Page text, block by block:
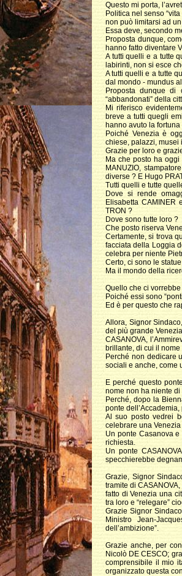
Questo mi porta,
Politica nel senso
non può limitarsi ad
Essa deve, secondo
Proposta dunque,
hanno fatto diventare
A tutti quelli e a tutte
labirinti, non si esce
A tutti quelli e a tutte
dal mondo - mundus
Proposta dunque di
“abbandonati” della
Mi riferisco
breve a tutti quegli
hanno avuto la
Poiché Venezia è
chiese, palazzi, musei
Grazie per loro e
Ma che posto ha
MANUZIO,
diverse ? E Hugo
Tutti quelli e tutte
Dove si rende
Elisabetta CAMINER
TRON ?
Dove sono tutte loro ?
Che posto riserva
Certamente, si trova
facciata della Loggia
celebra per niente
Certo, ci sono le
Ma il mondo della
Quello che ci
Poiché essi sono
Ed è per questo che
Allora, Signor
del più grande
CASANOVA,
brillante, di cui il
Perché non dedicare
sociali e anche, come
E perché questo
nome non ha niente
Perché, dopo la
ponte
Al suo posto vedrei
celebrare una Venezia
Un ponte Casanova e
richiesta.
Un ponte
specchierebbe
Grazie, Signor
tramite di
fatto di Venezia una
tra loro e “relegare”
Grazie Signor
Ministro Jean-
dell’ambizione”.
Grazie anche, per
Nicolò DE CESCO;
comprensibile il mio
organizzato questa